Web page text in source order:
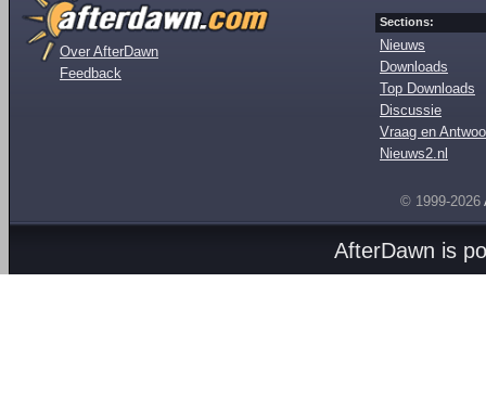
Over AfterDawn
Feedback
Sections:
Nieuws
Downloads
Top Downloads
Discussie
Vraag en
Nieuws2.nl
© 1999-2026
AfterDawn is